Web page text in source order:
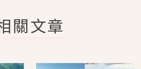
關文章